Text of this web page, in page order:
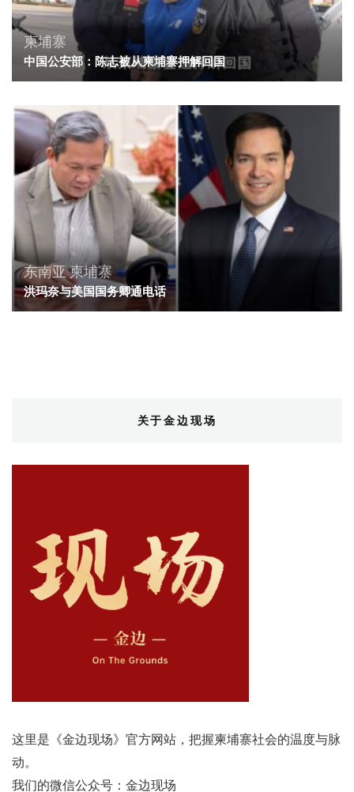
柬埔寨
中国公安部：陈志被从柬埔寨押解回国
东南亚柬埔寨
洪玛奈与美国国务卿通电话
关于金边现场
这里是《金边现场》官方网站，把握柬埔寨社会的温度与脉
动。
我们的微信公众号：金边现场